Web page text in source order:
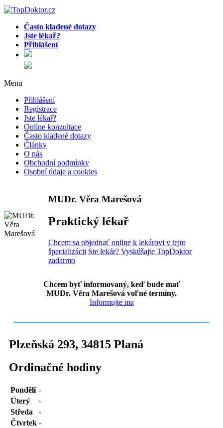
Často kladené dotazy
Jste lékař?
Přihlášení
Menu
Přihlášení
Registrace
Jste lékař?
Online konzultace
Často kladené dotazy
Články
O nás
Obchodní podmínky
Osobní údaje a cookies
MUDr. Věra Marešová
Praktický lékař
Chcem sa objednať online k lekárovi v tejto
špecializácii Ste lekár? Vyskúšajte TopDoktor
zadarmo
Chcem byť informovaný, keď bude mať
MUDr. Věra Marešová voľné termíny.
Informujte ma
Plzeňská 293, 34815 Planá
Ordinačné hodiny
Pondělí -
Úterý
-
Středa
-
Čtvrtek -